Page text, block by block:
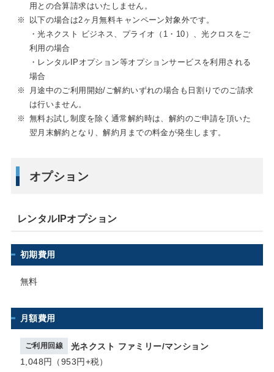
用との合算請求はいたしません。
※
以下の場合は2ヶ月無料キャンペーン対象外です。
・光ネクスト ビジネス、プライオ（1・10）、光クロスをご
利用の場合
・レンタルIPオプション等オプションサービスを利用される
場合
※
月途中のご利用開始/ご解約いずれの場合も日割りでのご請求
は行いません。
※ 無料お試し制度を除く通常解約時は、解約のご申請を頂いた
翌月末解約となり、解約月までの料金が発生します。
オプション
レンタルIPオプション
初期費用
無料
月額費用
ご利用回線
光ネクスト ファミリー/マンション
1,048円（953円+税）